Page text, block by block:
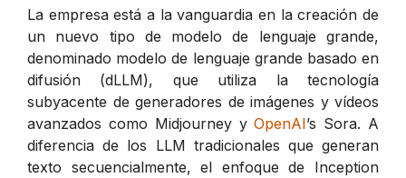
La empresa está a la vanguardia en la creación de
un nuevo tipo de modelo de lenguaje grande,
denominado modelo de lenguaje grande basado en
difusión (dLLM), que utiliza la tecnología
subyacente de generadores de imágenes y vídeos
avanzados como Midjourney yOpenAI’s Sora. A
diferencia de los LLM tradicionales que generan
texto secuencialmente, el enfoque de Inception